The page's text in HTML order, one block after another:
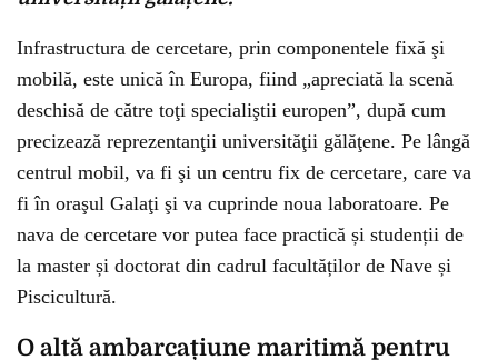
Infrastructura de cercetare, prin componentele fixă şi
mobilă, este unică în Europa, fiind „apreciată la scenă
deschisă de către toţi specialiştii europen”, după cum
precizează reprezentanţii universităţii gălăţene. Pe lângă
centrul mobil, va fi şi un centru fix de cercetare, care va
fi în oraşul Galaţi şi va cuprinde noua laboratoare. Pe
nava de cercetare vor putea face practică și studenții de
la master și doctorat din cadrul facultăților de Nave și
Piscicultură.
O altă ambarcațiune maritimă pentru